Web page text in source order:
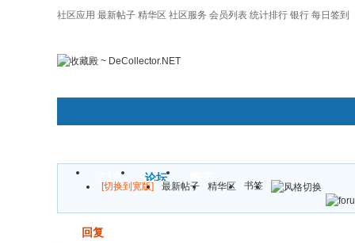
社区应用 最新帖子 精华区 社区服务 会员列表 统计排行 银行 每日签到
门户 论坛
[切换到宽版] 最新帖子 精华区 书签
回复